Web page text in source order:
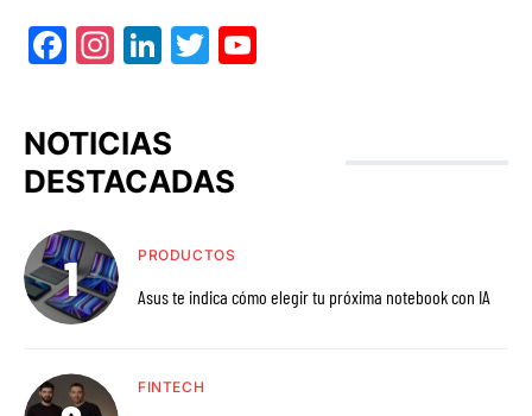
Facebook
Instagram
LinkedIn
Twitter
NOTICIAS
DESTACADAS
PRODUCTOS
Asus te indica cómo elegir tu próxima notebook con IA
FINTECH